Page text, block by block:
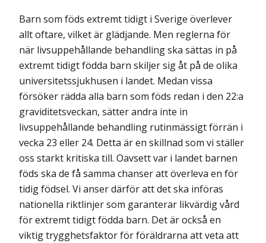
Barn som föds extremt tidigt i Sverige överlever
allt oftare, vilket är glädjande. Men reglerna för
när livsuppehållande behandling ska sättas in på
extremt tidigt födda barn skiljer sig åt på de olika
universitetssjukhusen i landet. Medan vissa
försöker rädda alla barn som föds redan i den 22:a
graviditetsveckan, sätter andra inte in
livsuppehållande behandling rutinmässigt förrän i
vecka 23 eller 24. Detta är en skillnad som vi ställer
oss starkt kritiska till. Oavsett var i landet barnen
föds ska de få samma chanser att överleva en för
tidig födsel. Vi anser därför att det ska införas
nationella riktlinjer som garanterar likvärdig vård
för extremt tidigt födda barn. Det är också en
viktig trygghetsfaktor för föräldrarna att veta att